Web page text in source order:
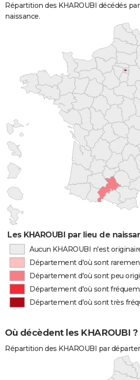
Répartition des KHAROUBI décédés
naissance.
Les KHAROUBI par lieu de
Aucun KHAROUBI n'est
Département d'où sont
Département d'où sont peu
Département d'où sont
Département d'où sont très
Où décèdent les KHAROUBI ?
Répartition des KHAROUBI par